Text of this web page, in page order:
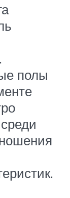
полы